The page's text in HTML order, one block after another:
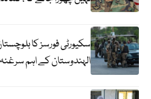
سکیورٹی فورسز کا
الہندوستان کے اہم سرغنہ سمیت 5